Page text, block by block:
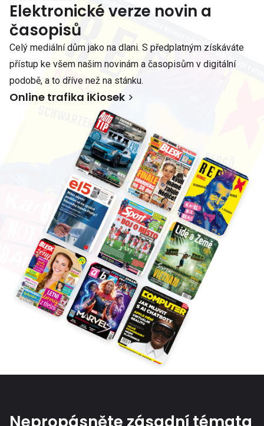
Elektronické verze novin a
časopisů
Celý mediální dům jako na dlani. S předplatným získáváte
přístup ke všem našim novinám a časopisům v digitální
podobě, a to dříve než na stánku.
Online trafika iKiosek